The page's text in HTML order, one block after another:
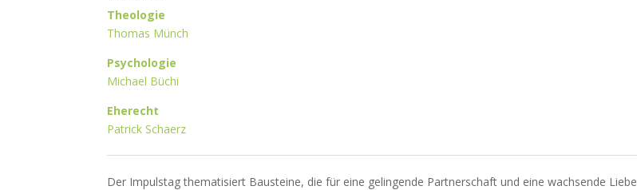
Theologie
Thomas Münch
Psychologie
Michael Büchi
Eherecht
Patrick Schaerz
Der Impulstag thematisiert Bausteine, die für eine gelingende Partnerschaft und eine wachsende Liebe